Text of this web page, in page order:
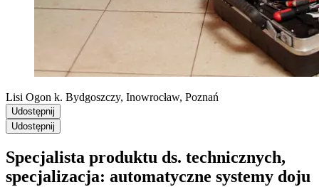
Lisi Ogon k. Bydgoszczy, Inowrocław, Poznań
Udostępnij
Udostępnij
Specjalista produktu ds. technicznych,
specjalizacja: automatyczne systemy doju